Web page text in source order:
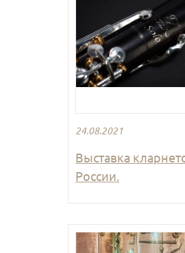
24.08.2021
Выставка
России.